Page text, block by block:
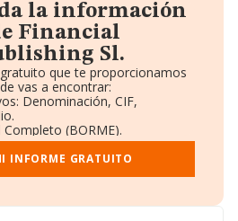
la información
Financial
Sl.
que te proporcionamos
vas a encontrar:
Denominación, CIF,
(BORME).
Ventas y Empleados.
y Administradores.
INFORME GRATUITO